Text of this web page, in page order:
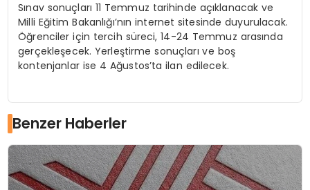
Sınav sonuçları 11 Temmuz tarihinde açıklanacak ve
Milli Eğitim Bakanlığı’nın internet sitesinde duyurulacak.
Öğrenciler için tercih süreci, 14-24 Temmuz arasında
gerçekleşecek. Yerleştirme sonuçları ve boş
kontenjanlar ise 4 Ağustos’ta ilan edilecek.
Benzer Haberler